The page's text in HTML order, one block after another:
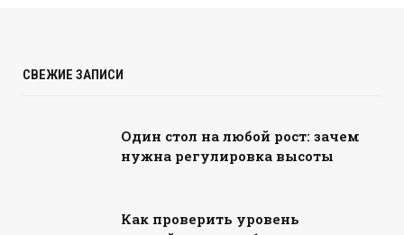
СВЕЖИЕ ЗАПИСИ
Один стол на любой рост: зачем
нужна регулировка высоты
Как проверить уровень